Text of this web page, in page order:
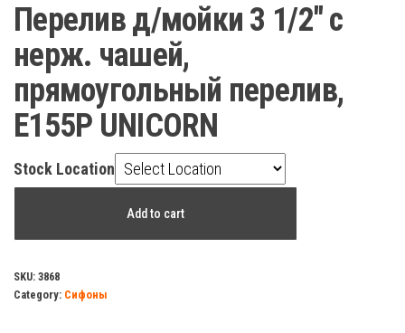
Перелив д/мойки 3 1/2″ с
нерж. чашей,
прямоугольный перелив,
E155P UNICORN
Stock Location
3
1/2"
Add to cart
SKU: 3868
Category: Сифоны